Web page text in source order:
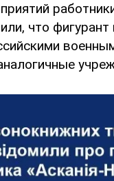
что фигурант